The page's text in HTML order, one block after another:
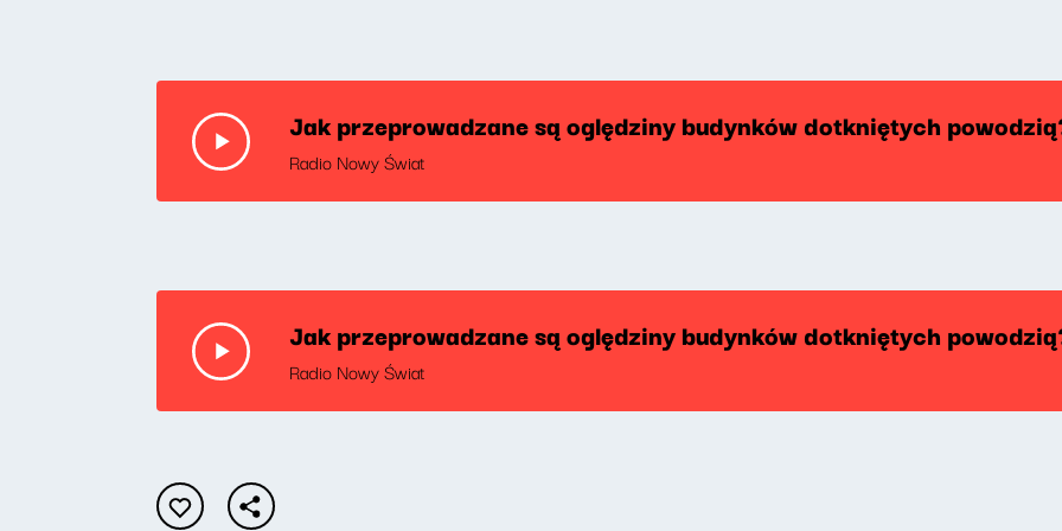
Jak przeprowadzane są oględziny budynków dotkniętych
Radio Nowy Świat
Jak przeprowadzane są oględziny budynków dotkniętych
Radio Nowy Świat